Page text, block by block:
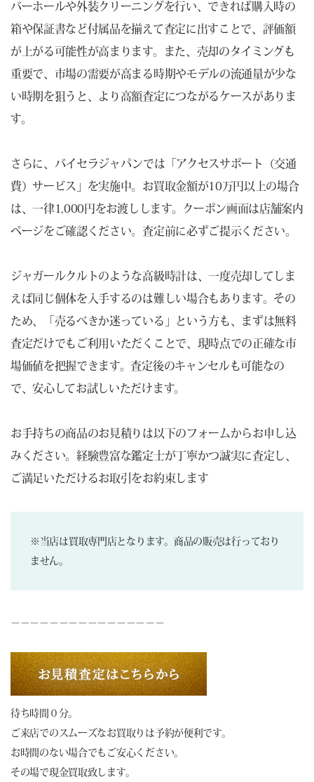
バーホールや外装クリーニングを行い、できれば購入時の
箱や保証書など付属品を揃えて査定に出すことで、評価額
が上がる可能性が高まります。また、売却のタイミングも
重要で、市場の需要が高まる時期やモデルの流通量が少な
い時期を狙うと、より高額査定につながるケースがありま
す。
さらに、バイセラジャパンでは「アクセスサポート（交通
費）サービス」を実施中。お買取金額が10万円以上の場合
は、一律1,000円をお渡しします。クーポン画面は店舗案内
ページをご確認ください。査定前に必ずご提示ください。
ジャガールクルトのような高級時計は、一度売却してしま
えば同じ個体を入手するのは難しい場合もあります。その
ため、「売るべきか迷っている」という方も、まずは無料
査定だけでもご利用いただくことで、現時点での正確な市
場価値を把握できます。査定後のキャンセルも可能なの
で、安心してお試しいただけます。
お手持ちの商品のお見積りは以下のフォームからお申し込
みください。経験豊富な鑑定士が丁寧かつ誠実に査定し、
ご満足いただけるお取引をお約束します
※当店は買取専門店となります。商品の販売は行っており
ません。
－－－－－－－－－－－－－－－－
待ち時間０分。
ご来店でのスムーズなお買取りは予約が便利です。
お時間のない場合でもご安心ください。
その場で現金買取致します。